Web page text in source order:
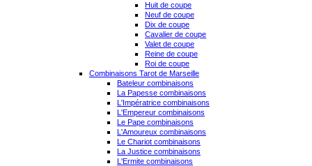
Huit de coupe
Neuf de coupe
Dix de coupe
Cavalier de coupe
Valet de coupe
Reine de coupe
Roi de coupe
Combinaisons Tarot de Marseille
Bateleur combinaisons
La Papesse combinaisons
L'Impératrice combinaisons
L'Empereur combinaisons
Le Pape combinaisons
L'Amoureux combinaisons
Le Chariot combinaisons
La Justice combinaisons
L'Ermite combinaisons